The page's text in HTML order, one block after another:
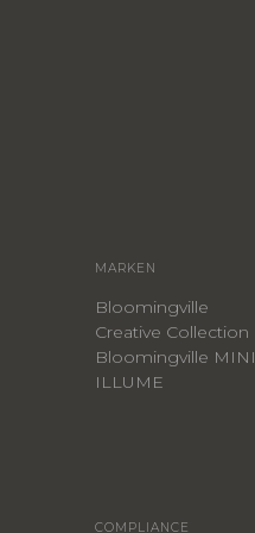
MARKEN
Bloomingville
Creative Collection
Bloomingville MINI
ILLUME
COMPLIANCE